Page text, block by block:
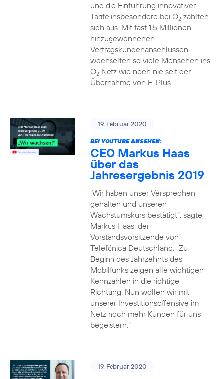
und die Einführung innovativer
Tarife insbesondere bei O2zahlten
sich aus. Mit fast 1,5 Millionen
hinzugewonnenen
Vertragskundenanschlüssen
wechselten so viele Menschen ins
O2Netz wie noch nie seit der
Übernahme von E-Plus.
19. Februar 2020
BEI YOUTUBE ANSEHEN:
CEO Markus Haas
über das
Jahresergebnis 2019
„Wir haben unser Versprechen
gehalten und unseren
Wachstumskurs bestätigt“, sagte
Markus Haas, der
Vorstandsvorsitzende von
Telefónica Deutschland. „Zu
Beginn des Jahrzehnts des
Mobilfunks zeigen alle wichtigen
Kennzahlen in die richtige
Richtung. Nun wollen wir mit
unserer Investitionsoffensive im
Netz noch mehr Kunden für uns
begeistern.“
19. Februar 2020